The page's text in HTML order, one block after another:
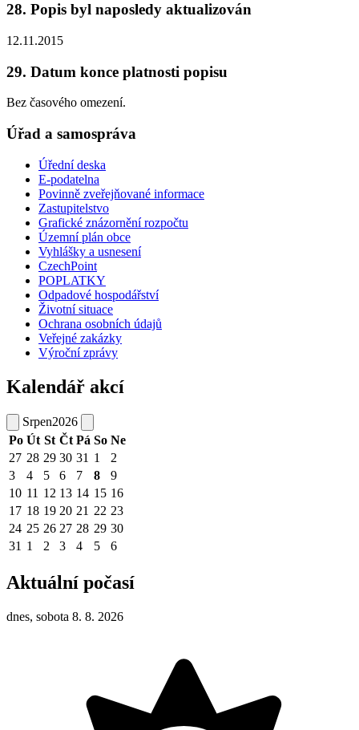
28. Popis byl naposledy aktualizován
12.11.2015
29. Datum konce platnosti popisu
Bez časového omezení.
Úřad a samospráva
Úřední deska
E-podatelna
Povinně zveřejňované informace
Zastupitelstvo
Grafické znázornění rozpočtu
Územní plán obce
Vyhlášky a usnesení
CzechPoint
POPLATKY
Odpadové hospodářství
Životní situace
Ochrana osobních údajů
Veřejné zakázky
Výroční zprávy
Kalendář akcí
Srpen2026
Po Út St Čt Pá So Ne
27 28 29 30 31 1
2
3
4 5 6 7 8
9
10 11 12 13 14 15 16
17 18 19 20 21 22 23
24 25 26 27 28 29 30
31 1 2 3 4 5 6
Aktuální počasí
dnes, sobota 8. 8. 2026